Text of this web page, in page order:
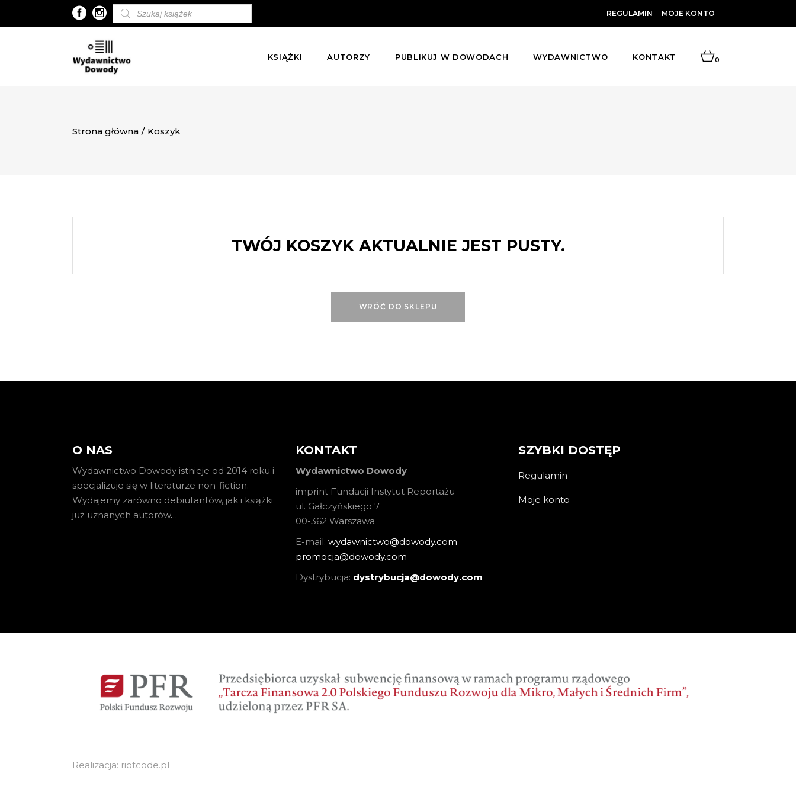
Wyszukiwarka
produktów
REGULAMIN MOJE KONTO
KSIĄŻKI AUTORZY PUBLIKUJ W DOWODACH WYDAWNICTWO KONTAKT 0
Strona główna / Koszyk
TWÓJ KOSZYK AKTUALNIE JEST PUSTY.
WRÓĆ DO SKLEPU
O NAS
Wydawnictwo Dowody istnieje od 2014 roku i
specjalizuje się w literaturze non-fiction.
Wydajemy zarówno debiutantów, jak i książki
już uznanych autorów…
KONTAKT
Wydawnictwo Dowody
imprint Fundacji Instytut Reportażu
ul. Gałczyńskiego 7
00-362 Warszawa
E-mail: wydawnictwo@dowody.com
promocja@dowody.com
Dystrybucja: dystrybucja@dowody.com
SZYBKI DOSTĘP
Regulamin
Moje konto
Realizacja: riotcode.pl